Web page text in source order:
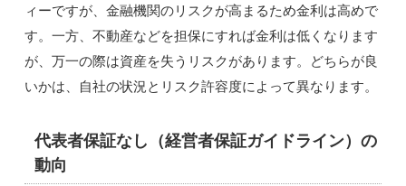
ィーですが、金融機関のリスクが高まるため金利は高めで
す。一方、不動産などを担保にすれば金利は低くなります
が、万一の際は資産を失うリスクがあります。どちらが良
いかは、自社の状況とリスク許容度によって異なります。
代表者保証なし（経営者保証ガイドライン）の
動向